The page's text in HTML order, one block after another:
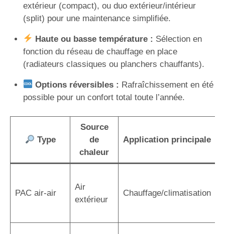
extérieur (compact), ou duo extérieur/intérieur
(split) pour une maintenance simplifiée.
Haute ou basse température : Sélection en
fonction du réseau de chauffage en place
(radiateurs classiques ou planchers chauffants).
Options réversibles : Rafraîchissement en été
possible pour un confort total toute l’année.
Type
Source
de
chaleur
Application principale
PAC air-air
Air
extérieur
Chauffage/climatisation